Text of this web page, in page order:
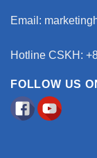
Email:
Hotline CSKH:
FOLLOW US